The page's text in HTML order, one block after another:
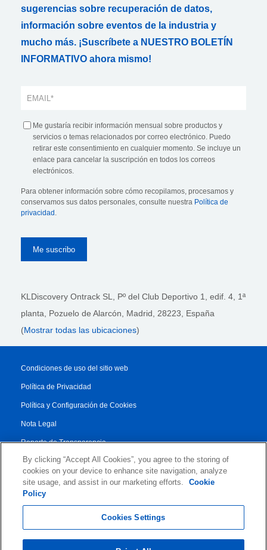
sugerencias sobre recuperación de datos,
información sobre eventos de la industria y
mucho más. ¡Suscríbete a NUESTRO BOLETÍN
INFORMATIVO ahora mismo!
Me gustaría recibir información mensual sobre productos y
servicios o temas relacionados por correo electrónico. Puedo
retirar este consentimiento en cualquier momento. Se incluye un
enlace para cancelar la suscripción en todos los correos
electrónicos.
Para obtener información sobre cómo recopilamos, procesamos y
conservamos sus datos personales, consulte nuestra Política de
privacidad .
KLDiscovery Ontrack SL, Pº del Club Deportivo 1, edif. 4, 1ª
planta, Pozuelo de Alarcón, Madrid, 28223, España
(Mostrar todas las ubicaciones)
Condiciones de uso del sitio web
Política de Privacidad
Política y Configuración de Cookies
Nota Legal
Reporte de Transparencia
Condiciones Generales
Authorised Partner Agreement
© 2026 KLDiscovery Ontrack - All Rights Reserved.
By clicking “Accept All Cookies”, you agree to the storing of
cookies on your device to enhance site navigation, analyze
site usage, and assist in our marketing efforts.
Cookie
Policy
Cookies Settings